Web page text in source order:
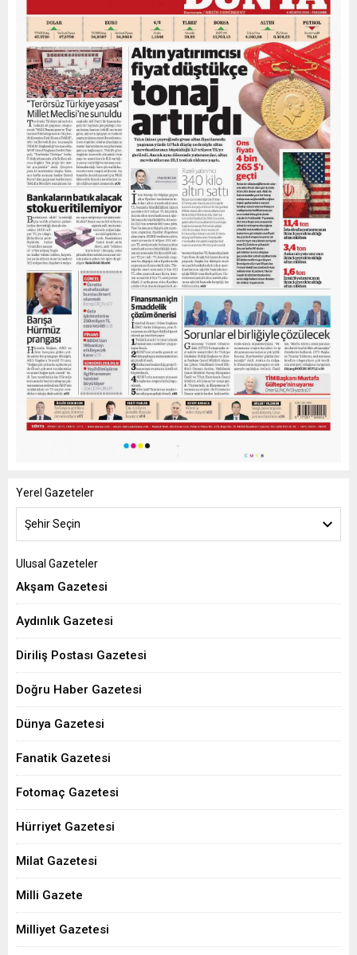
Yerel Gazeteler
Şehir Seçin
Ulusal Gazeteler
Akşam Gazetesi
Aydınlık Gazetesi
Diriliş Postası Gazetesi
Doğru Haber Gazetesi
Dünya Gazetesi
Fanatik Gazetesi
Fotomaç Gazetesi
Hürriyet Gazetesi
Milat Gazetesi
Milli Gazete
Milliyet Gazetesi